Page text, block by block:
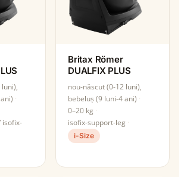
isofix-
Britax Römer
DUALFIX PLUS
nou-născut (0-12 luni),
bebeluș (9 luni-4 ani)
0–20 kg
isofix-support-leg
i-Size